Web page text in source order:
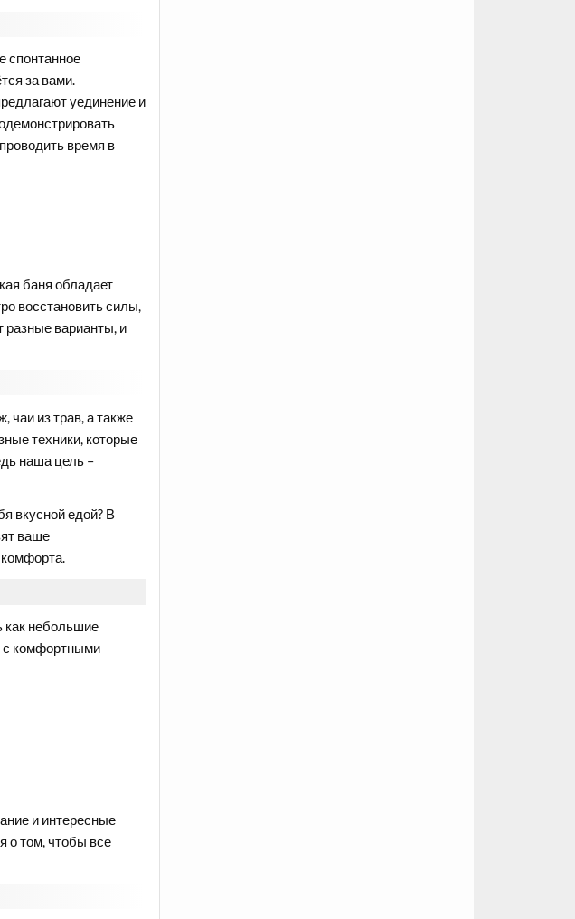
спонтанное
за вами.
уединение и
время в
баня обладает
восстановить силы,
варианты, и
чаи из трав, а также
техники, которые
наша цель –
вкусной едой? В
ваше
как небольшие
с комфортными
и интересные
о том, чтобы все